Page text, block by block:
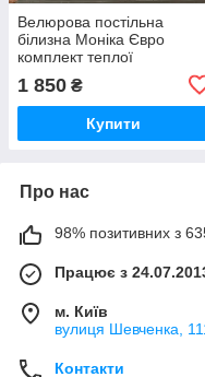
Велюрова постільна
білизна Моніка Євро
комплект теплої
велике ліжко.
1 850 ₴
Купити
Про нас
98% позитивних з 635
Працює з
м. Київ
вулиця Шевченка,
Контакти